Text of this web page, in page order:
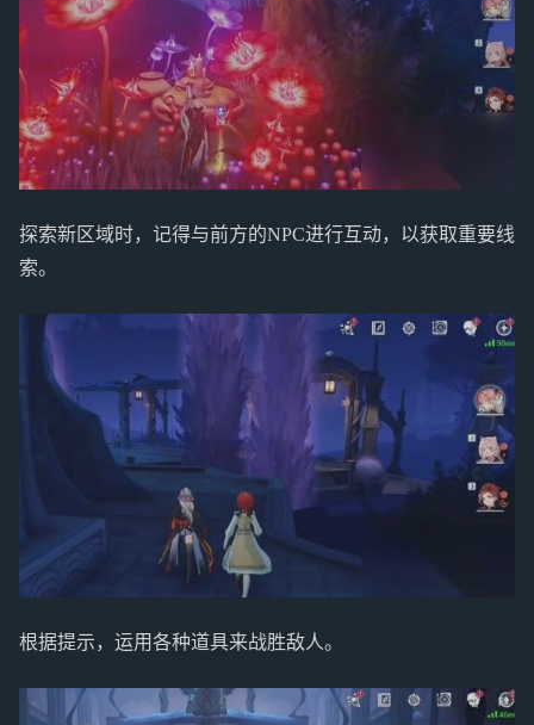
探索新区域时，记得与前方的NPC进行互动，以获取重要线
索。
根据提示，运用各种道具来战胜敌人。